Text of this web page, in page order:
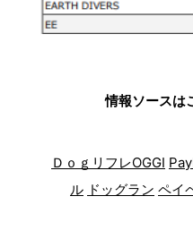
情報ソースは
ＤｏｇリフレOGGI
ル ドッグラン ペイ